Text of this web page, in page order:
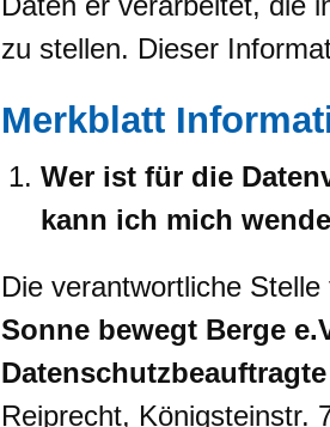
zu stellen. Dieser
Merkblatt
Wer ist für die
kann ich mich
Die verantwortliche
Sonne bewegt Berge
Reiprecht, Königsteinstr.